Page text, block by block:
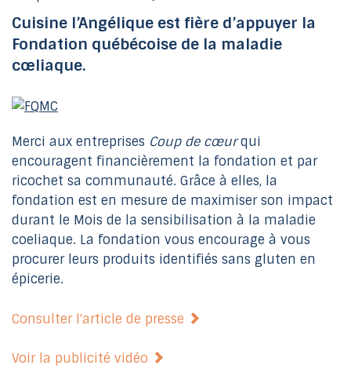
Cuisine l’Angélique est fière d’appuyer la
Fondation québécoise de la maladie
cœliaque.
Merci aux entreprises Coup de cœurqui
encouragent financièrement la fondation et par
ricochet sa communauté. Grâce à elles, la
fondation est en mesure de maximiser son impact
durant le Mois de la sensibilisation à la maladie
coeliaque. La fondation vous encourage à vous
procurer leurs produits identifiés sans gluten en
épicerie.
Consulter l'article de presse
Voir la publicité vidéo